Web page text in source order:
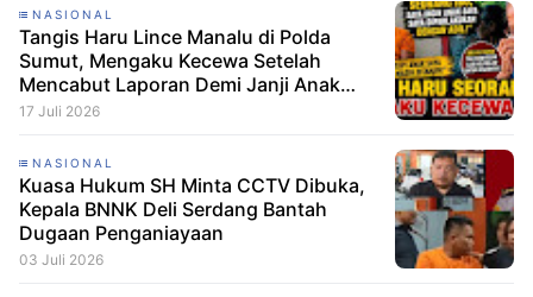
NASIONAL
Tangis Haru Lince Manalu di Polda
Sumut, Mengaku Kecewa Setelah
Mencabut Laporan Demi Janji Anak
Dibebaskan
17 Juli 2026
NASIONAL
Kuasa Hukum SH Minta CCTV Dibuka,
Kepala BNNK Deli Serdang Bantah
Dugaan Penganiayaan
03 Juli 2026